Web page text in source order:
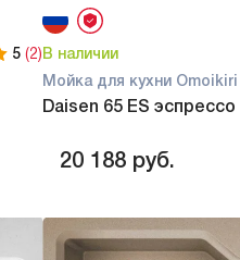
5 (2)В наличии
Мойка для кухни Omoikiri
Daisen 65 ES эспрессо
20 188 руб.